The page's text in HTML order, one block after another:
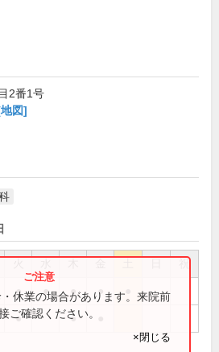
2番1号
図]
祝
● ● ● ●
● ●
休業の場合があります。来院前
ご確認ください。
×閉じる